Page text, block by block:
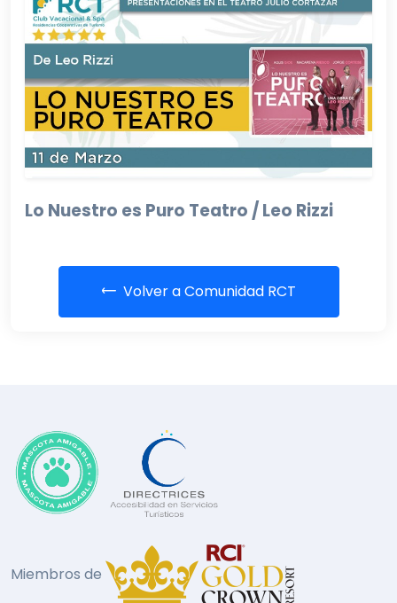
Lo Nuestro es Puro Teatro / Leo Rizzi
Volver a Comunidad RCT
Miembros de